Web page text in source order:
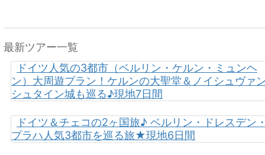
最新ツアー一覧
ドイツ人気の3都市（ベルリン・ケルン・ミュンヘ
ン）大周遊プラン！ケルンの大聖堂＆ノイシュヴァ
シュタイン城も巡る♪現地7日間
ドイツ＆チェコの2ヶ国旅♪ ベルリン・ドレスデン
プラハ人気3都市を巡る旅★現地6日間